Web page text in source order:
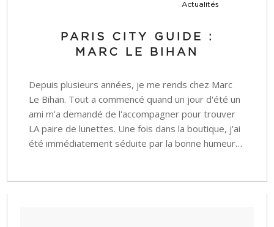
Actualités
PARIS CITY GUIDE :
MARC LE BIHAN
Depuis plusieurs années, je me rends chez Marc
Le Bihan. Tout a commencé quand un jour d'été un
ami m'a demandé de l'accompagner pour trouver
LA paire de lunettes. Une fois dans la boutique, j'ai
été immédiatement séduite par la bonne humeur…